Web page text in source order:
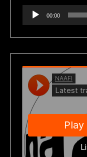
00:00